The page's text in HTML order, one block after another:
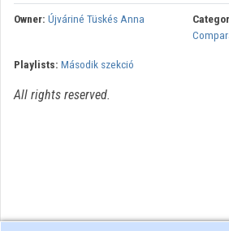
Organizations
Owner: Újváriné Tüskés Anna
Playlists: Második szekció
All rights reserved.